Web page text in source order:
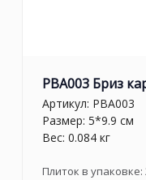
PBA003 Бриз
Артикул: PBA003
Размер: 5*9.9 см
Вес: 0.084 кг
Плиток в упаковке: